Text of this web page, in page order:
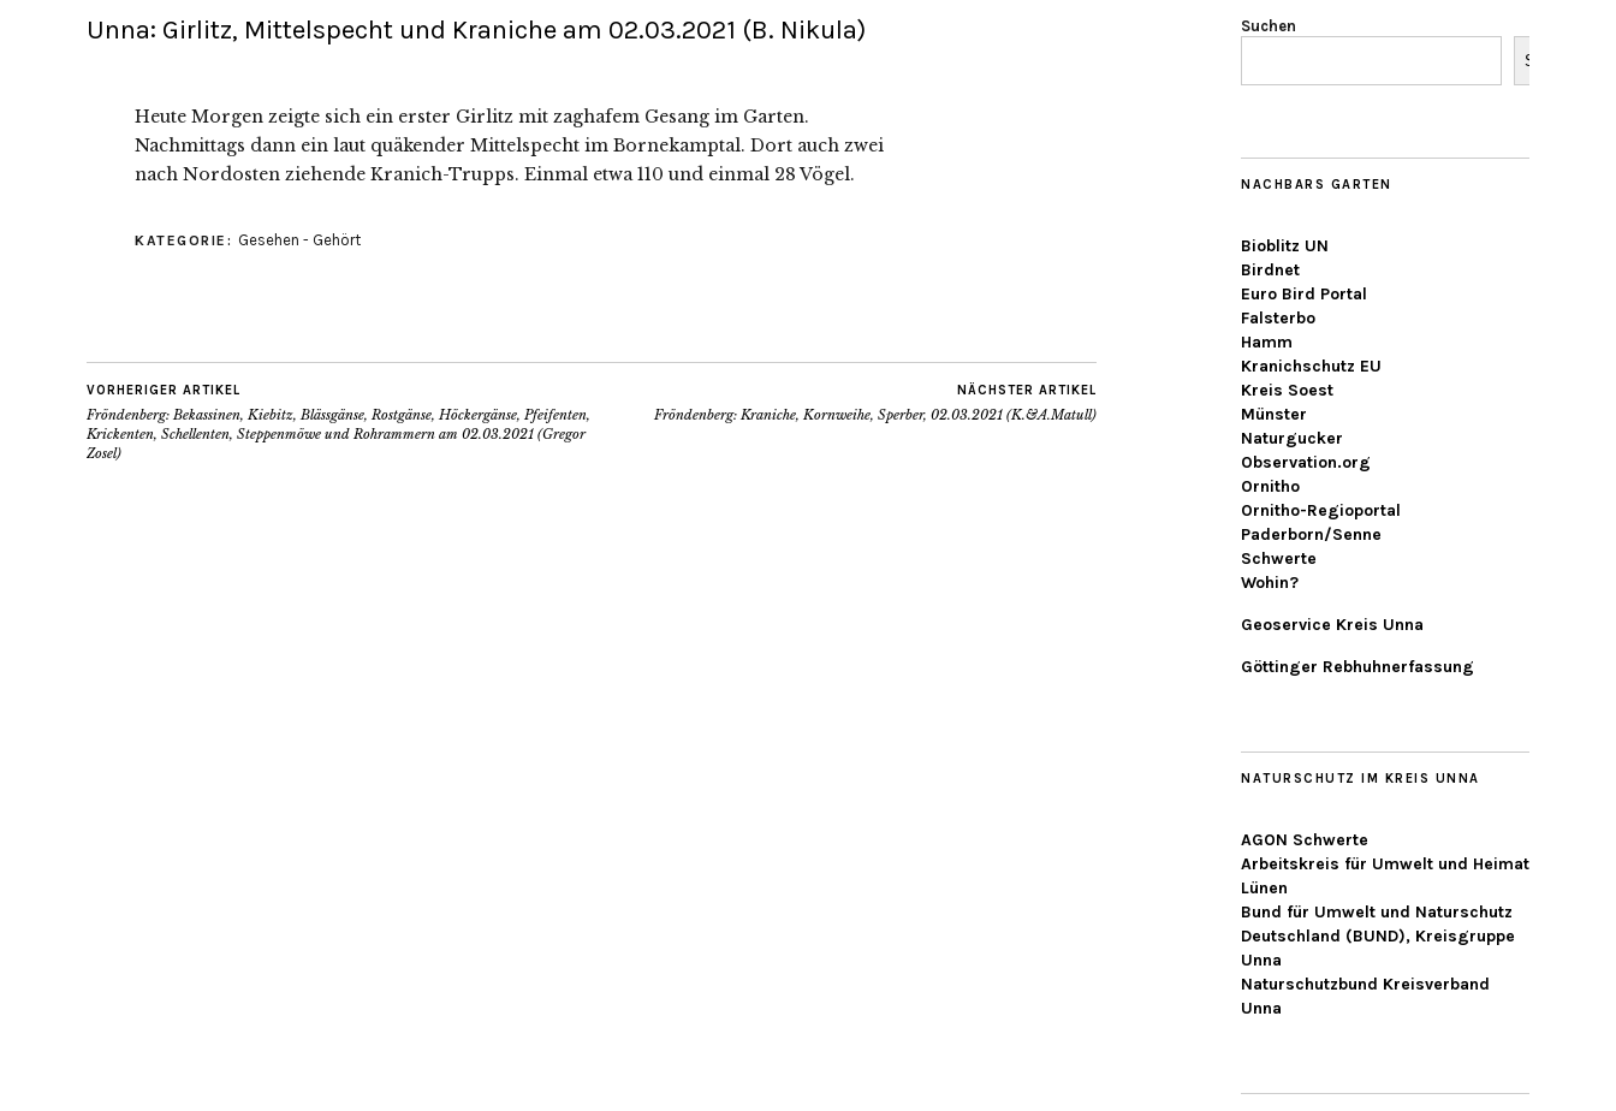
Unna: Girlitz, Mittelspecht und Kraniche am 02.03.2021 (B. Nikula)
Heute Morgen zeigte sich ein erster Girlitz mit zaghafem Gesang im Garten.
Nachmittags dann ein laut quäkender Mittelspecht im Bornekamptal. Dort auch zwei
nach Nordosten ziehende Kranich-Trupps. Einmal etwa 110 und einmal 28 Vögel.
KATEGORIE: Gesehen - Gehört
VORHERIGER ARTIKEL
Fröndenberg: Bekassinen, Kiebitz, Blässgänse, Rostgänse, Höckergänse, Pfeifenten,
Krickenten, Schellenten, Steppenmöwe und Rohrammern am 02.03.2021 (Gregor
Zosel)
NÄCHSTER ARTIKEL
Fröndenberg: Kraniche, Kornweihe, Sperber, 02.03.2021 (K.&A.Matull)
Suchen
Suchen
NACHBARS GARTEN
Bioblitz UN
Birdnet
Euro Bird Portal
Falsterbo
Hamm
Kranichschutz EU
Kreis Soest
Münster
Naturgucker
Observation.org
Ornitho
Ornitho-Regioportal
Paderborn/Senne
Schwerte
Wohin?
Geoservice Kreis Unna
Göttinger Rebhuhnerfassung
NATURSCHUTZ IM KREIS UNNA
AGON Schwerte
Arbeitskreis für Umwelt und Heimat
Lünen
Bund für Umwelt und Naturschutz
Deutschland (BUND), Kreisgruppe
Unna
Naturschutzbund Kreisverband
Unna